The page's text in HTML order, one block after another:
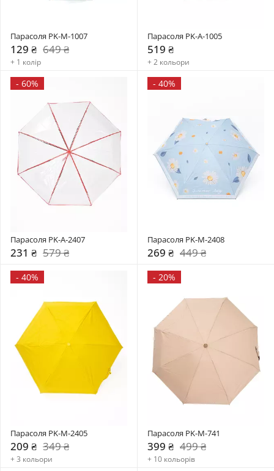
Парасоля PK-M-1007
129 ₴ 649 ₴
+ 1 колір
Парасоля PK-A-1005
519 ₴
+ 2 кольори
- 60%
Парасоля PK-A-2407
231 ₴ 579 ₴
- 40%
Парасоля PK-M-2408
269 ₴ 449 ₴
- 40%
Парасоля PK-M-2405
209 ₴ 349 ₴
+ 3 кольори
- 20%
Парасоля PK-M-741
399 ₴ 499 ₴
+ 10 кольорів